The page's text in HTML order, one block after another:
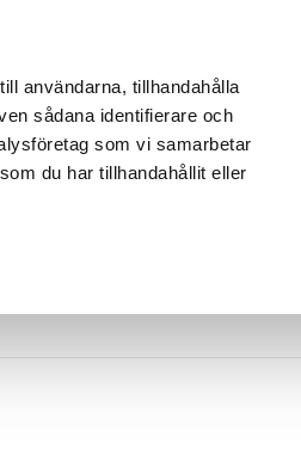
användarna, tillhandahålla
sådana identifierare och
som vi samarbetar
du har tillhandahållit eller
KONTAKTUPPGIFTER